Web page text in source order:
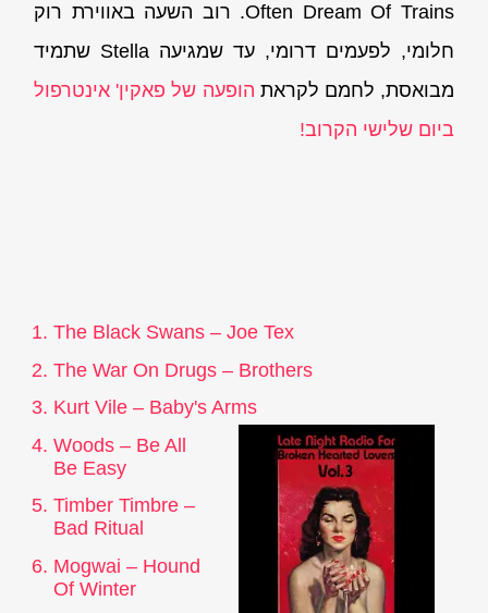
Often Dream Of Trains. רוב השעה באווירת רוק
חלומי, לפעמים דרומי, עד שמגיעה Stella שתמיד
מבואסת, לחמם לקראת הופעה של פאקין' אינטרפול
ביום שלישי הקרוב!
The Black Swans – Joe Tex
The War On Drugs – Brothers
Kurt Vile – Baby's Arms
Woods – Be All
Be Easy
Timber Timbre –
Bad Ritual
Mogwai – Hound
Of Winter